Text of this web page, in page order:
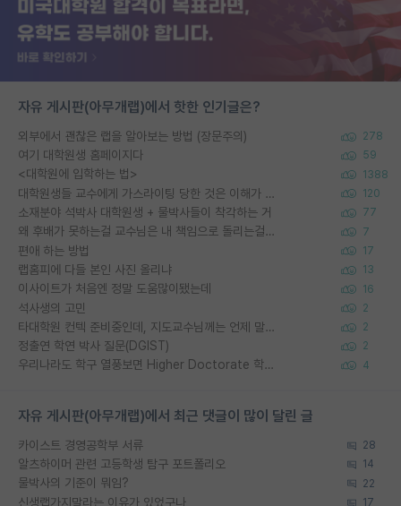
자유 게시판(아무개랩)에서 핫한 인기글은?
외부에서 괜찮은 랩을 알아보는 방법 (장문주의) 278
여기 대학원생 홈페이지다 59
<대학원에 입학하는 법> 1388
대학원생들 교수에게 가스라이팅 당한 것은 이해가 갑니다. 안타깝네요. 120
소재분야 석박사 대학원생 + 물박사들이 착각하는 거 77
왜 후배가 못하는걸 교수님은 내 책임으로 돌리는걸까요? 7
편애 하는 방법 17
랩홈피에 다들 본인 사진 올리냐 13
이사이트가 처음엔 정말 도움많이됐는데 16
석사생의 고민 2
타대학원 컨텍 준비중인데, 지도교수님께는 언제 말씀드려야 할까요? 2
정출연 학연 박사 질문(DGIST) 2
우리나라도 학구 열풍보면 Higher Doctorate 학위가 필요하다고 봅니다. 4
자유 게시판(아무개랩)에서 최근 댓글이 많이 달린 글
카이스트 경영공학부 서류 28
알츠하이머 관련 고등학생 탐구 포트폴리오 14
물박사의 기준이 뭐임? 22
신생랩가지말라는 이유가 있었구나 17